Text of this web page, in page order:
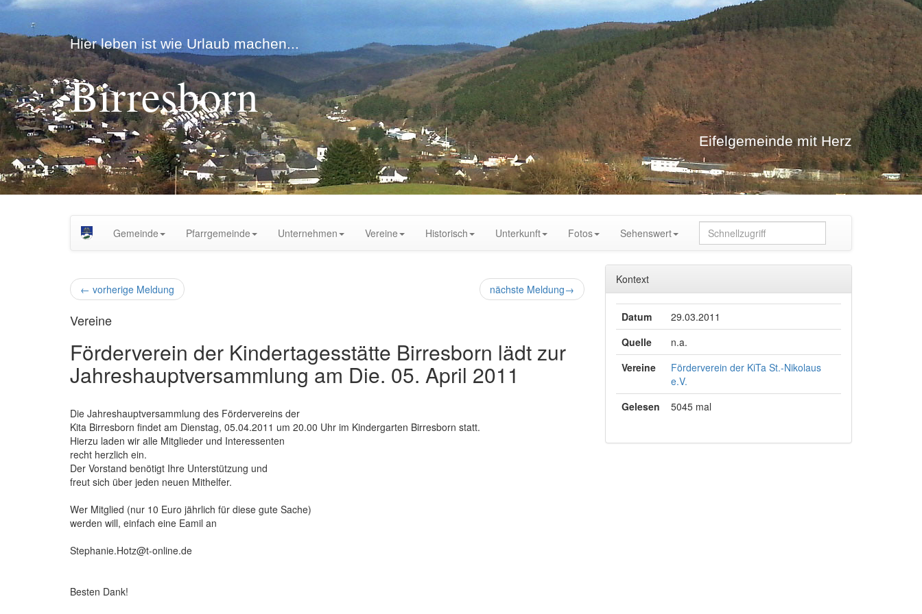
Hier leben ist wie Urlaub machen...
Birresborn
Eifelgemeinde mit Herz
Gemeinde Pfarrgemeinde Unternehmen Vereine Historisch Unterkunft Fotos Sehenswert
← vorherige Meldung nächste Meldung→
Vereine
Förderverein der Kindertagesstätte Birresborn lädt zur
Jahreshauptversammlung am Die. 05. April 2011
Die Jahreshauptversammlung des Fördervereins der
Kita Birresborn findet am Dienstag, 05.04.2011 um 20.00 Uhr im Kindergarten Birresborn statt.
Hierzu laden wir alle Mitglieder und Interessenten
recht herzlich ein.
Der Vorstand benötigt Ihre Unterstützung und
freut sich über jeden neuen Mithelfer.
Wer Mitglied (nur 10 Euro jährlich für diese gute Sache)
werden will, einfach eine Eamil an
Stephanie.Hotz@t-online.de
Besten Dank!
Kontext
Datum
29.03.2011
Quelle
n.a.
Vereine
Förderverein der KiTa St.-Nikolaus
e.V.
Gelesen
5045 mal